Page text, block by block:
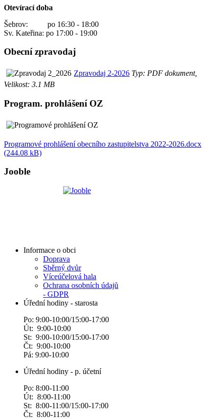
Otevírací doba
Šebrov: po 16:30 - 18:00
Sv. Kateřina: po 17:00 - 19:00
Obecní zpravodaj
Zpravodaj 2-2026 Typ: PDF dokument,
Velikost: 3.1 MB
Program. prohlášení OZ
Programové prohlášení obecního zastupitelstva 2022-2026.docx
(244.08 kB)
Jooble
Informace o obci
Doprava
Sběrný dvůr
Víceúčelová hala
Ochrana osobních údajů
- GDPR
Úřední hodiny - starosta
Po: 9:00-10:00/15:00-17:00
Út: 9:00-10:00
St: 9:00-10:00/15:00-17:00
Čt: 9:00-10:00
Pá: 9:00-10:00
Úřední hodiny - p. účetní
Po: 8:00-11:00
Út: 8:00-11:00
St: 8:00-11:00/15:00-17:00
Čt: 8:00-11:00